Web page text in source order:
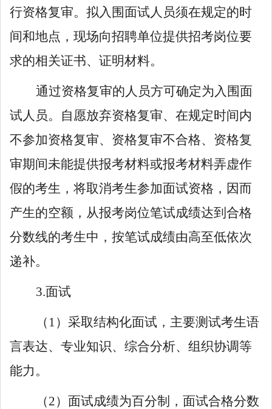
行资格复审。拟入围面试人员须在规定的时
间和地点，现场向招聘单位提供招考岗位要
求的相关证书、证明材料。
通过资格复审的人员方可确定为入围面
试人员。自愿放弃资格复审、在规定时间内
不参加资格复审、资格复审不合格、 资格复
审期间未能提供报考材料或报考材料弄虚作
假的考生，将取消考生参加面试资格，因而
产生的空额，从报考岗位笔试成绩达到合格
分数线的考生中，按笔试成绩由高至低依次
递补。
3.面试
（ 1 ）采取结构化面试，主要测试考生语
言表达、专业知识、综合分析、组织协调等
能力。
（2）面试成绩为百分制，面试合格分数